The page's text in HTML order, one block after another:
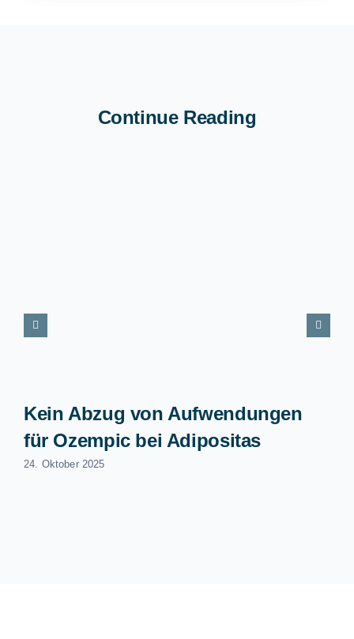
Continue Reading
Kein Abzug von Aufwendungen
für Ozempic bei Adipositas
24. Oktober 2025